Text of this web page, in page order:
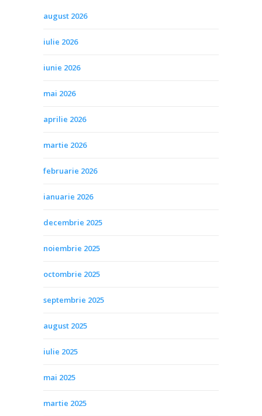
august 2026
iulie 2026
iunie 2026
mai 2026
aprilie 2026
martie 2026
februarie 2026
ianuarie 2026
decembrie 2025
noiembrie 2025
octombrie 2025
septembrie 2025
august 2025
iulie 2025
mai 2025
martie 2025